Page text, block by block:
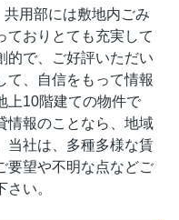
用部には敷地内ごみ
ておりとても充実して
的で、ご好評いただい
て、自信をもって情報
上10階建ての物件で
情報のことなら、地域
当社は、多種多様な賃
要望や不明な点などご
い。